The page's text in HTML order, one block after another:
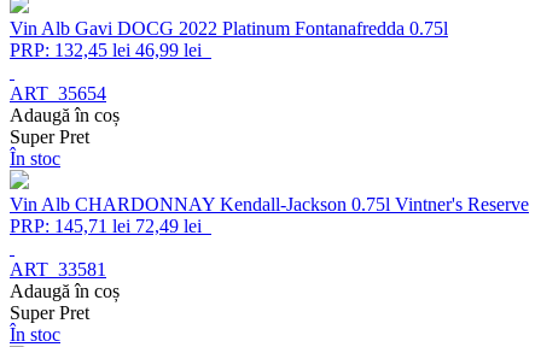
Vin Alb Gavi DOCG 2022 Platinum Fontanafredda 0.75l
PRP: 132,45 lei 46,99 lei
ART_35654
Adaugă în coș
Super Pret
În stoc
Vin Alb CHARDONNAY Kendall-Jackson 0.75l Vintner's Reserve
PRP: 145,71 lei 72,49 lei
ART_33581
Adaugă în coș
Super Pret
În stoc